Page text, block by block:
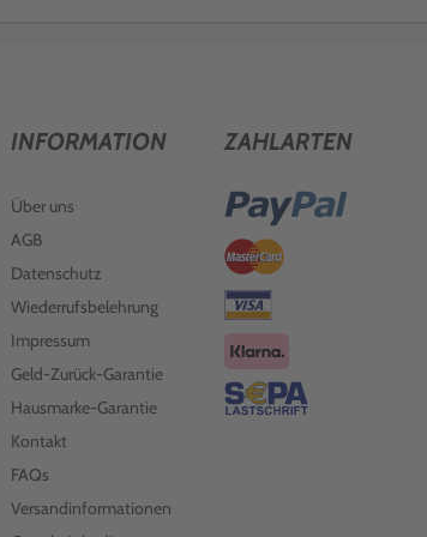
INFORMATION
Über uns
AGB
Datenschutz
Wiederrufsbelehrung
Impressum
Geld-Zurück-Garantie
Hausmarke-Garantie
Kontakt
FAQs
Versandinformationen
ZAHLARTEN